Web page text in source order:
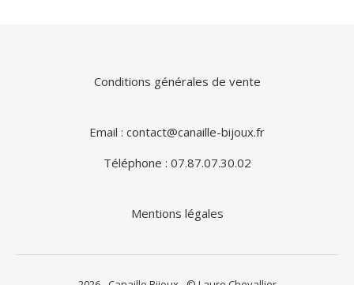
Conditions générales de vente
Email : contact@canaille-bijoux.fr
Téléphone : 07.87.07.30.02
Mentions légales